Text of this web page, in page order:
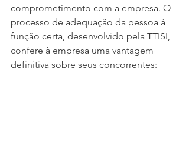
comprometimento com a empresa. O
processo de adequação da pessoa à
função certa, desenvolvido pela TTISI,
confere à empresa uma vantagem
definitiva sobre seus concorrentes: